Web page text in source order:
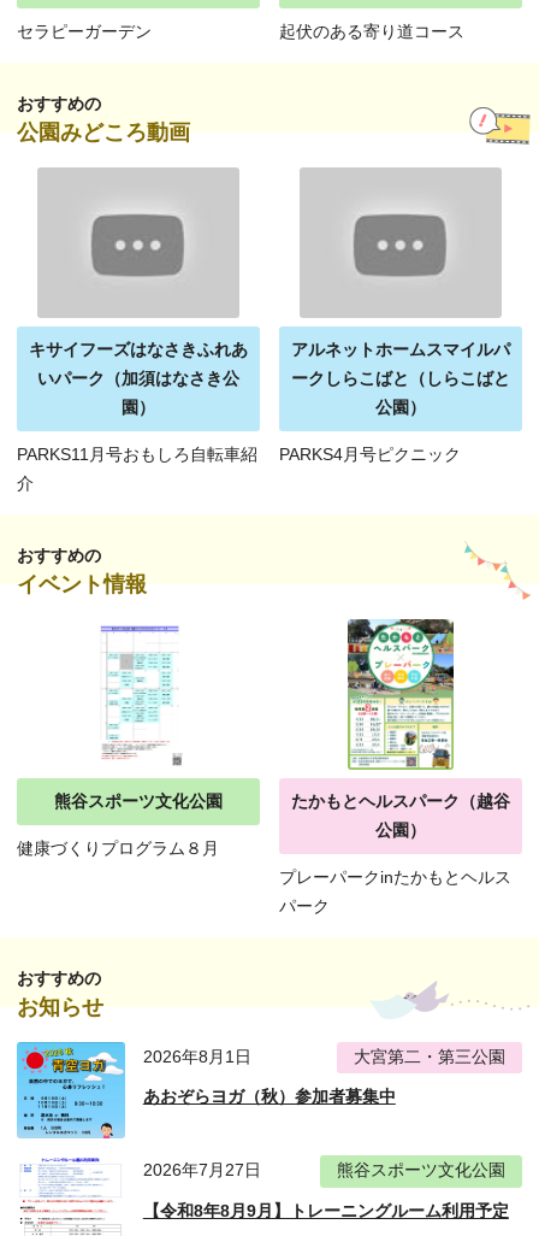
セラピーガーデン 起伏のある寄り道コース
おすすめの
公園みどころ動画
キサイフーズはなさきふれあ
いパーク（加須はなさき公
園）
PARKS11月号おもしろ自転車紹
介
アルネットホームスマイルパ
ークしらこばと（しらこばと
公園）
PARKS4月号ピクニック
おすすめの
イベント情報
熊谷スポーツ文化公園
健康づくりプログラム８月
たかもとヘルスパーク（越谷
公園）
プレーパークinたかもとヘルス
パーク
おすすめの
お知らせ
2026年8月1日 大宮第二・第三公園
あおぞらヨガ（秋）参加者募集中
2026年7月27日 熊谷スポーツ文化公園
【令和8年8月9月】トレーニングルーム利用予定